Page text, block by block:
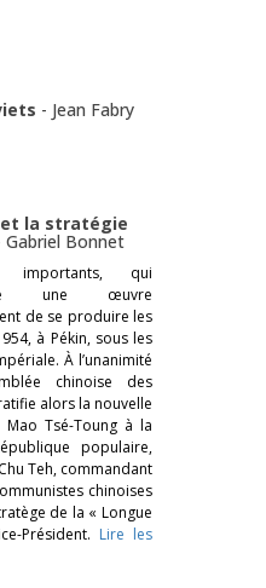
- Jean Fabry
la stratégie
Gabriel Bonnet
importants, qui
une œuvre
de se produire les
à Pékin, sous les
À l’unanimité
chinoise des
alors la nouvelle
Tsé-Toung à la
populaire,
Teh, commandant
chinoises
de la « Longue
Président. Lire les